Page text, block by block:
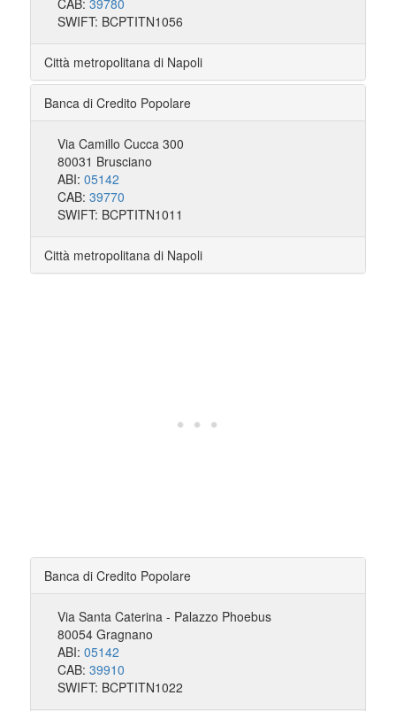
CAB: 39780
SWIFT: BCPTITN1056
Città metropolitana di Napoli
Banca di Credito Popolare
Via Camillo Cucca 300
80031 Brusciano
ABI: 05142
CAB: 39770
SWIFT: BCPTITN1011
Città metropolitana di Napoli
Banca di Credito Popolare
Via Santa Caterina - Palazzo Phoebus
80054 Gragnano
ABI: 05142
CAB: 39910
SWIFT: BCPTITN1022